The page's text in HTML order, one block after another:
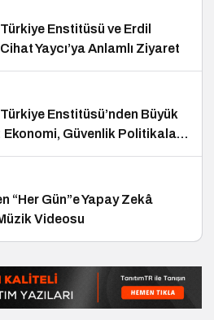
Enstitüsü ve Erdil
Yaycı’ya Anlamlı Ziyaret
Enstitüsü’nden Büyük
Güvenlik Politikaları
“Her Gün”e Yapay Zekâ
Videosu